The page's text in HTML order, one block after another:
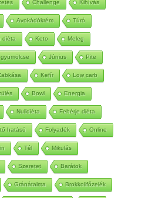
Challenge Kihívás
Avokádókrém Túró
diéta Keto Meleg
Június Pite
Kefír Low carb
Bowl Energia
Nulldiéta Fehérje diéta
hatású Folyadék Online
Tél Mikulás
Szeretet Barátok
Gránátalma Brokkolifőzelék